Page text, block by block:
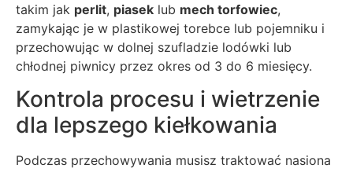
takim jak perlit, piasek lub mech torfowiec,
zamykając je w plastikowej torebce lub pojemniku i
przechowując w dolnej szufladzie lodówki lub
chłodnej piwnicy przez okres od 3 do 6 miesięcy.
Kontrola procesu i wietrzenie
dla lepszego kiełkowania
Podczas przechowywania musisz traktować nasiona